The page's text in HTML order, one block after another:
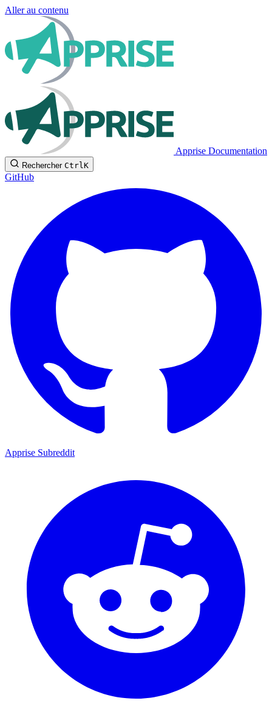
Aller au contenu
Apprise Documentation
Rechercher CtrlK
GitHub
Apprise Subreddit